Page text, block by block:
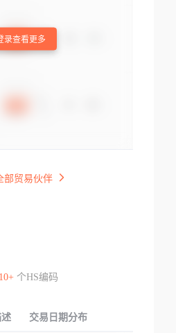
录查看更多
部贸易伙伴
10+个HS编码
交易日期分布